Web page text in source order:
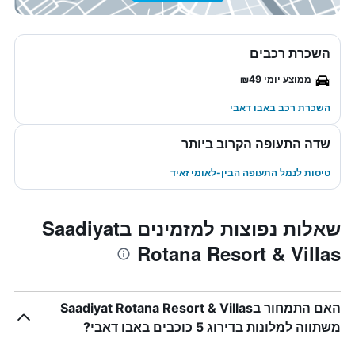
השכרת רכבים
ממוצע יומי ₪49
השכרת רכב באבו דאבי
שדה התעופה הקרוב ביותר
טיסות לנמל התעופה הבין-לאומי זאיד
שאלות נפוצות למזמינים בSaadiyat
Rotana Resort & Villas
האם התמחור בSaadiyat Rotana Resort & Villas
משתווה למלונות בדירוג 5 כוכבים באבו דאבי?